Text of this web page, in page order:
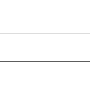
언어장애